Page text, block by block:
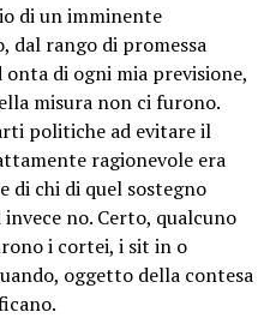
di un imminente
dal rango di promessa
di ogni mia previsione,
misura non ci furono.
politiche ad evitare il
ragionevole era
di chi di quel sostegno
no. Certo, qualcuno
i cortei, i sit in o
oggetto della contesa